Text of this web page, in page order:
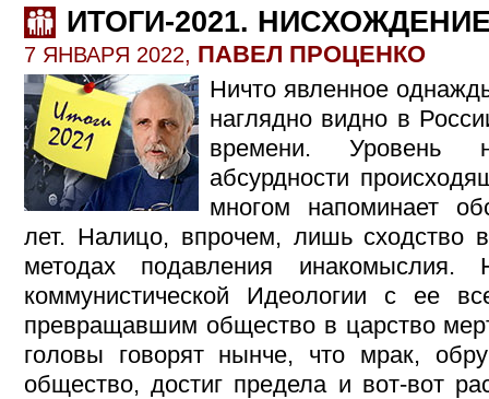
ИТОГИ-2021.
7 ЯНВАРЯ 2022, ПАВЕЛ ПРОЦЕНКО
Ничто явленное
наглядно видно в
времени. Уровень
абсурдности
многом напоминает
лет. Налицо, впрочем, лишь сходство
методах подавления
коммунистической Идеологии с ее
превращавшим общество в царство
головы говорят нынче, что мрак,
общество, достиг предела и вот-вот